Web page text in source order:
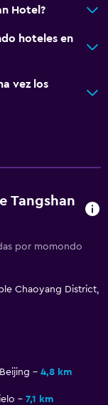
Hotel?
hoteles en
vez los
Tangshan
por momondo
Chaoyang District,
4,8 km
7,1 km